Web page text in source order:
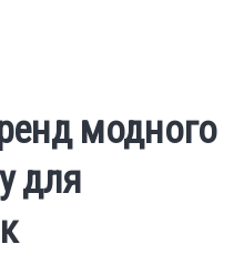
модного
для